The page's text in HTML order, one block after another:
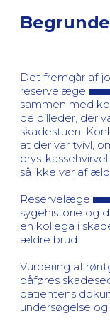
Det fremgår af
reservelæge
sammen med
de billeder, der
skadestuen.
at der var tvivl,
så ikke var af
Reservelæge
sygehistorie og
en kollega i
ældre brud.
Vurdering af
påføres
patientens
undersøgelse